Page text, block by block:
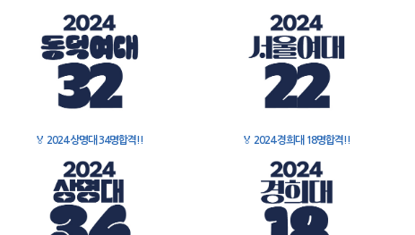
🏅 2024 상명대 34명합격!! 🏅 2024 경희대 18명합격!!